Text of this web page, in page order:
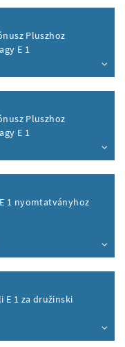
Pluszhoz
E 1
Pluszhoz
E 1
1 nyomtatványhoz
E 1 za družinski